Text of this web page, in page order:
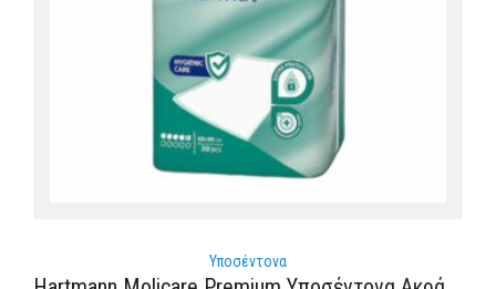
Υποσέντονα